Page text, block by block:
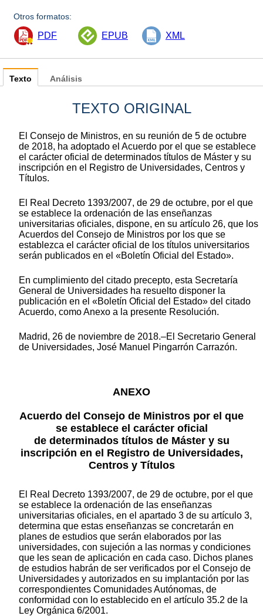
Otros formatos:
PDF EPUB XML
Texto
TEXTO ORIGINAL
El Consejo de Ministros, en su reunión de 5 de octubre
de 2018, ha adoptado el Acuerdo por el que se establece
el carácter oficial de determinados títulos de Máster y su
inscripción en el Registro de Universidades, Centros y
Títulos.
El Real Decreto 1393/2007, de 29 de octubre, por el que
se establece la ordenación de las enseñanzas
universitarias oficiales, dispone, en su artículo 26, que los
Acuerdos del Consejo de Ministros por los que se
establezca el carácter oficial de los títulos universitarios
serán publicados en el «Boletín Oficial del Estado».
En cumplimiento del citado precepto, esta Secretaría
General de Universidades ha resuelto disponer la
publicación en el «Boletín Oficial del Estado» del citado
Acuerdo, como Anexo a la presente Resolución.
Madrid, 26 de noviembre de 2018.–El Secretario General
de Universidades, José Manuel Pingarrón Carrazón.
ANEXO
Acuerdo del Consejo de Ministros por el que
se establece el carácter oficial
de determinados títulos de Máster y su
inscripción en el Registro de Universidades,
Centros y Títulos
El Real Decreto 1393/2007, de 29 de octubre, por el que
se establece la ordenación de las enseñanzas
universitarias oficiales, en el apartado 3 de su artículo 3,
determina que estas enseñanzas se concretarán en
planes de estudios que serán elaborados por las
universidades, con sujeción a las normas y condiciones
que les sean de aplicación en cada caso. Dichos planes
de estudios habrán de ser verificados por el Consejo de
Universidades y autorizados en su implantación por las
correspondientes Comunidades Autónomas, de
conformidad con lo establecido en el artículo 35.2 de la
Ley Orgánica 6/2001.
Análisis